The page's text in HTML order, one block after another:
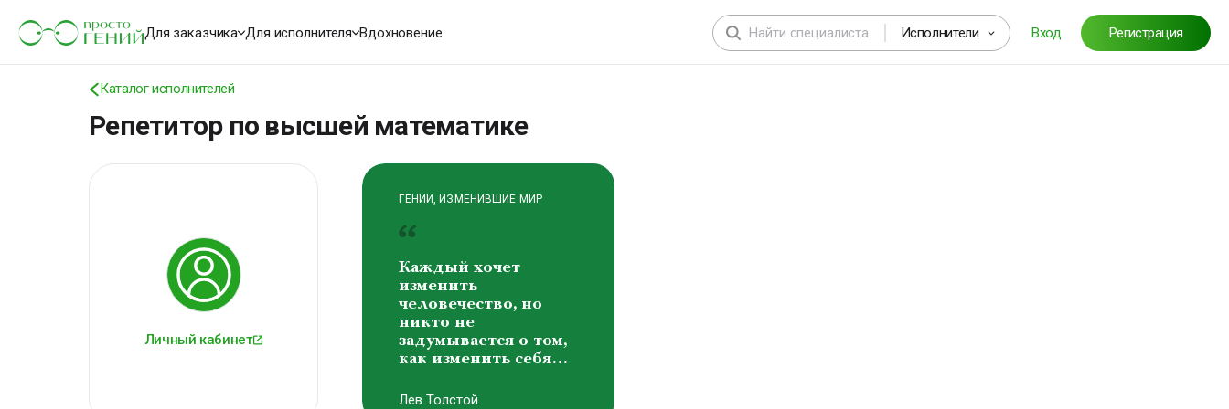
Для заказчика Для исполнителя Вдохновение Исполнители Вход Регистрация
Каталог исполнителей
Репетитор по высшей математике
Личный кабинет
ГЕНИИ, ИЗМЕНИВШИЕ МИР
Каждый хочет
изменить
человечество, но
никто не
задумывается о том,
как изменить себя…
Лев Толстой